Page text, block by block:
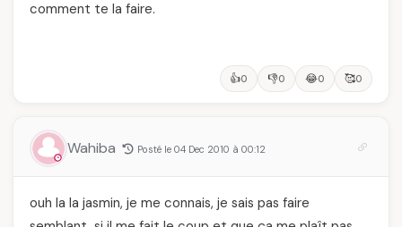
comment te la faire.
👍0 👎0 😂0 🥰0
Wahiba Posté le 04 Dec 2010 à 00:12
ouh la la jasmin, je me connais, je sais pas faire